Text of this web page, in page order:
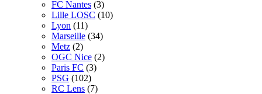
FC Nantes (3)
Lille LOSC (10)
Lyon (11)
Marseille (34)
Metz (2)
OGC Nice (2)
Paris FC (3)
PSG (102)
RC Lens (7)